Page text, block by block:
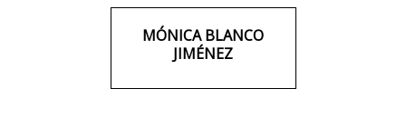
MÓNICA BLANCO
JIMÉNEZ